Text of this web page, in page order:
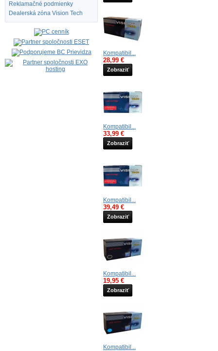
Reklamačné podmienky
Dealerská zóna Vision Tech
Kompatibil...
28,99 €
Zobraziť
Kompatibil...
33,99 €
Zobraziť
Kompatibil...
39,49 €
Zobraziť
Kompatibil...
19,95 €
Zobraziť
Kompatibil...